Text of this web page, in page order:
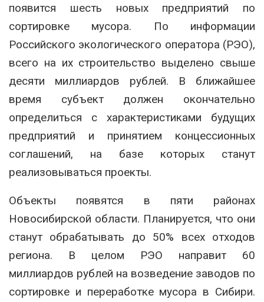
появится шесть новых предприятий по
сортировке мусора. По информации
Российского экологического оператора (РЭО),
всего на их строительство выделено свыше
десяти миллиардов рублей. В ближайшее
время субъект должен окончательно
определиться с характеристиками будущих
предприятий и принятием концессионных
соглашений, на базе которых станут
реализовываться проекты.
Объекты появятся в пяти районах
Новосибирской области. Планируется, что они
станут обрабатывать до 50% всех отходов
региона. В целом РЭО направит 60
миллиардов рублей на возведение заводов по
сортировке и переработке мусора в Сибири.